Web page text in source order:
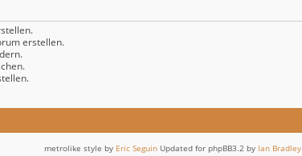
erstellen.
metrolike style by Eric Seguin Updated for phpBB3.2 by Ian Bradley